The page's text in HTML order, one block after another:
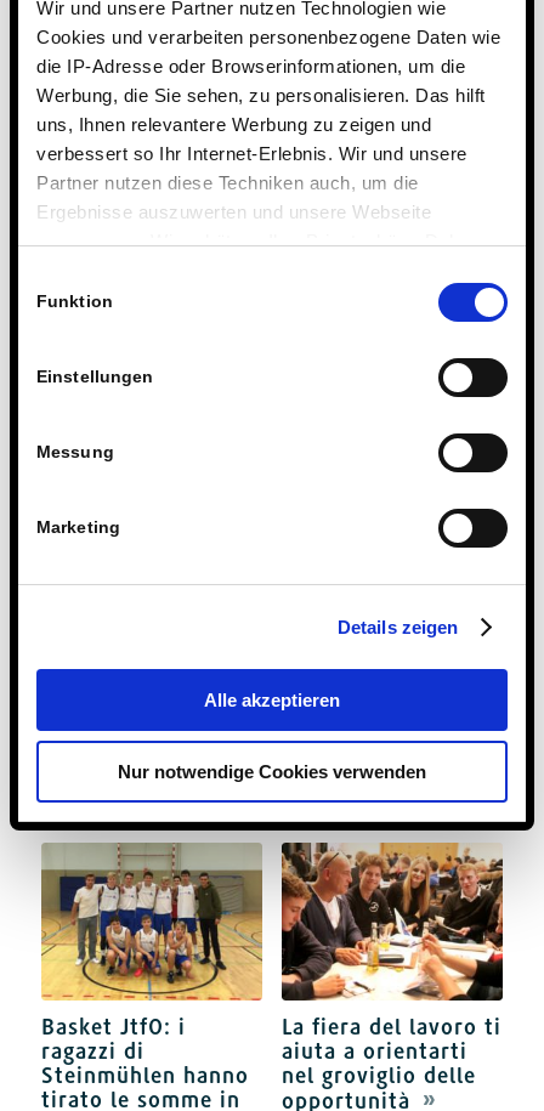
Wir und unsere Partner nutzen Technologien wie
Cookies und verarbeiten personenbezogene Daten wie
die IP-Adresse oder Browserinformationen, um die
Werbung, die Sie sehen, zu personalisieren. Das hilft
uns, Ihnen relevantere Werbung zu zeigen und
verbessert so Ihr Internet-Erlebnis. Wir und unsere
Partner nutzen diese Techniken auch, um die
Ergebnisse auszuwerten und unsere Webseite
anzupassen. Wir schätzen Ihre Privatsphäre. Daher
Technologien.
Funktion
Einstellungen
Messung
Marketing
Details zeigen
Alle akzeptieren
Nur notwendige Cookies verwenden
collegio
3 Dicembre 2018
per l’iniziativa
materie “MINT”
Cena-spettacolo
dell’associazione di
serata unica che ha
entusiasmato 70
22 Novembre 2018
Campionato di
pallacanestro WK
III: i giocatori
guardano con
orgoglio al torneo
Basket JtfO: i
ragazzi di
Steinmühlen hanno
tirato le somme in
La fiera del lavoro ti
aiuta a orientarti
nel groviglio delle
opportunità